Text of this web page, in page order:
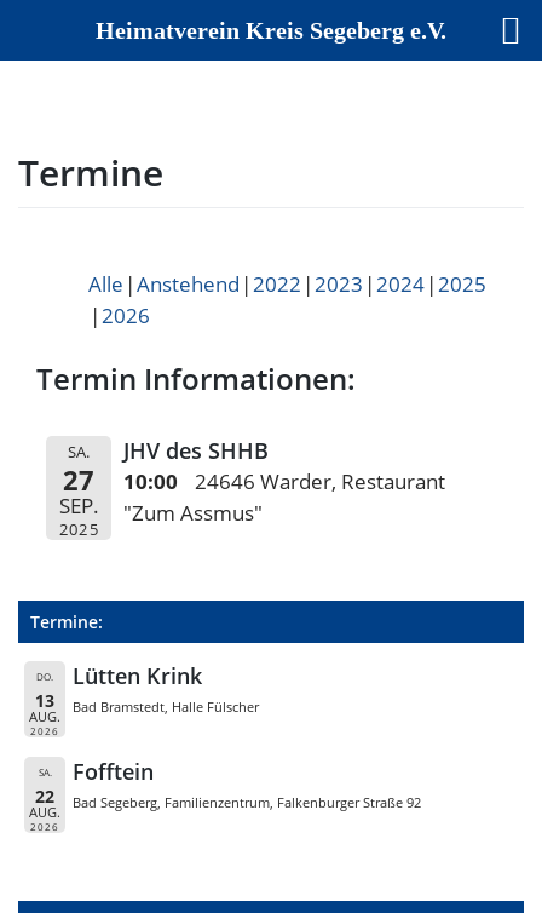
Termine
Alle Anstehend 2022 2023 2024 2025
2026
Termin Informationen:
SA.
27
SEP.
2025
JHV des SHHB
10:00
24646 Warder, Restaurant
"Zum Assmus"
Termine:
DO.
13
AUG.
2026
Lütten Krink
Bad Bramstedt, Halle Fülscher
SA.
22
AUG.
2026
Fofftein
Bad Segeberg, Familienzentrum, Falkenburger Straße 92
Heimatverein Kreis Segeberg e.V.